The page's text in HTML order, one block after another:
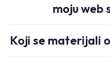
moju web
tonažu da bi se opravdala
Koji se materijali